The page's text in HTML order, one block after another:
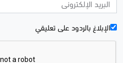
الإبلاغ بالردود علی تعليقي